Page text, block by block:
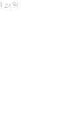
24일